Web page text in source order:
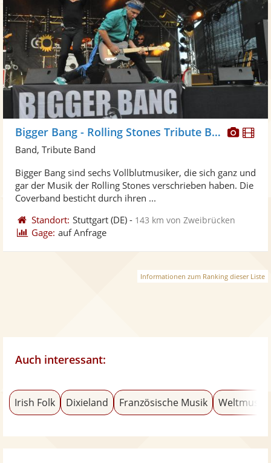
Fotos
Bigger Bang - Rolling Stones Tribute Band
Band, Tribute Band
Bigger Bang sind sechs Vollblutmusiker, die sich ganz und
gar der Musik der Rolling Stones verschrieben haben. Die
Coverband besticht durch ihren ...
Standort: Stuttgart (DE) - 143 km von Zweibrücken
Gage: auf Anfrage
Informationen zum Ranking dieser Liste
Auch interessant:
Irish Folk Dixieland Französische Musik Weltmusik